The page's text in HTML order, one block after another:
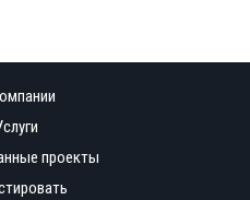
проекты